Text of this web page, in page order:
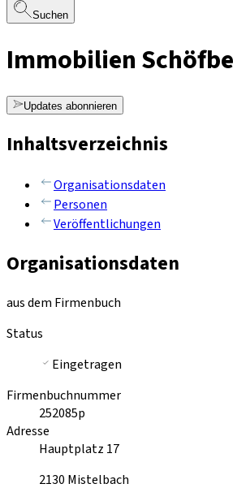
Suchen
Immobilien
Updates abonnieren
Inhaltsverzeichnis
Organisationsdaten
Personen
Veröffentlichungen
Organisationsdaten
aus dem Firmenbuch
Status
Eingetragen
Firmenbuchnummer
252085p
Adresse
Hauptplatz 17
2130 Mistelbach